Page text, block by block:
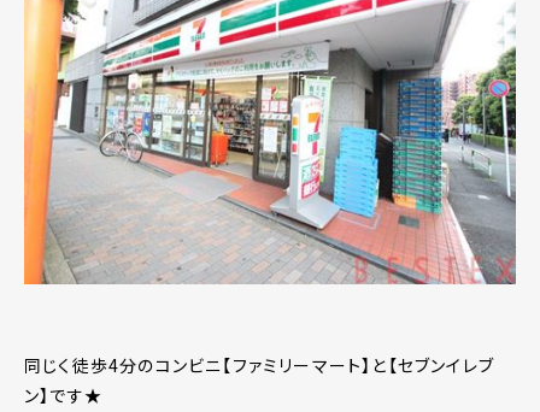
同じく徒歩4分のコンビニ【ファミリーマート】と【セブンイレブ
ン】です★